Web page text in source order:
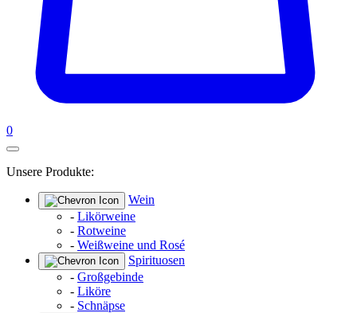
0
Unsere Produkte:
Wein
- Likörweine
- Rotweine
- Weißweine und Rosé
Spirituosen
- Großgebinde
- Liköre
- Schnäpse